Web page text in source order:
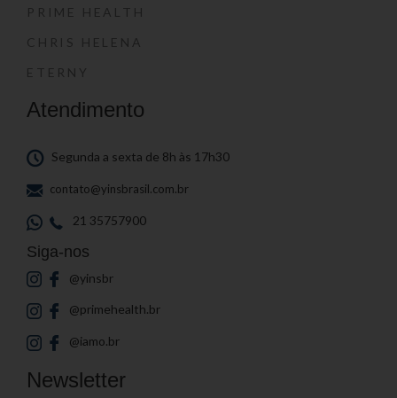
PRIME HEALTH
CHRIS HELENA
ETERNY
Atendimento
Segunda a sexta de 8h às 17h30
contato@yinsbrasil.com.br
21 35757900
Siga-nos
@yinsbr
@primehealth.br
@iamo.br
Newsletter